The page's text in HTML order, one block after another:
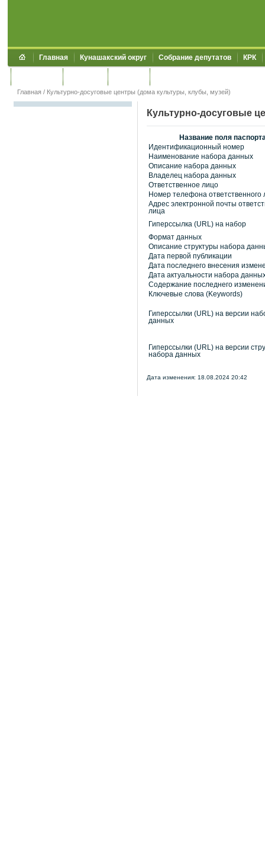
Главная Кунашакский округ Собрание депутатов КРК
Главная / Культурно-досуговые центры (дома культуры, клубы, музей)
Культурно-досуговые
Название поля
Идентификационный номер
Наименование набора данных
Описание набора данных
Владелец набора данных
Ответственное лицо
Номер телефона ответственного
Адрес электронной почты
лица
Гиперссылка (URL) на набор
Формат данных
Описание структуры набора
Дата первой публикации
Дата последнего внесения
Дата актуальности набора
Содержание последнего
Ключевые слова (Keywords)
Гиперссылки (URL) на версии
данных
Гиперссылки (URL) на версии
набора данных
Дата изменения: 18.08.2024 20:42